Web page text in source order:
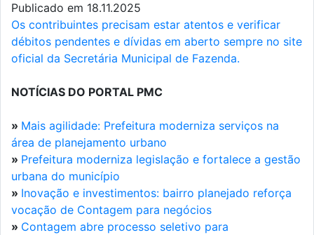
Publicado em 18.11.2025
Os contribuintes precisam estar atentos e verificar
débitos pendentes e dívidas em aberto sempre no site
oficial da Secretária Municipal de Fazenda.
NOTÍCIAS DO PORTAL PMC
» Mais agilidade: Prefeitura moderniza serviços na
área de planejamento urbano
» Prefeitura moderniza legislação e fortalece a gestão
urbana do município
» Inovação e investimentos: bairro planejado reforça
vocação de Contagem para negócios
» Contagem abre processo seletivo para